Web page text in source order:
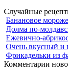
Случайные
Банановое
Долма по-
Ежевично-
Очень вкусный и
Фрикадельки из
Комментарии